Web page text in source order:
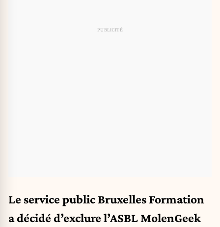
Le service public Bruxelles Formation
a décidé d’exclure l’ASBL MolenGeek